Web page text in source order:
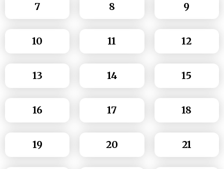
7 8 9
10 11 12
13 14 15
16 17 18
19 20 21